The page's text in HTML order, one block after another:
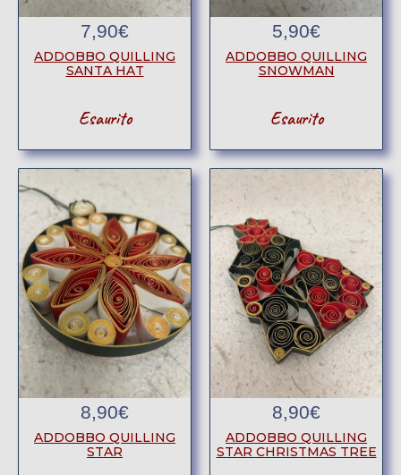
7,90€
ADDOBBO QUILLING
SANTA HAT
Esaurito
5,90€
ADDOBBO QUILLING
SNOWMAN
Esaurito
8,90€
ADDOBBO QUILLING
STAR
8,90€
ADDOBBO QUILLING
STAR CHRISTMAS TREE